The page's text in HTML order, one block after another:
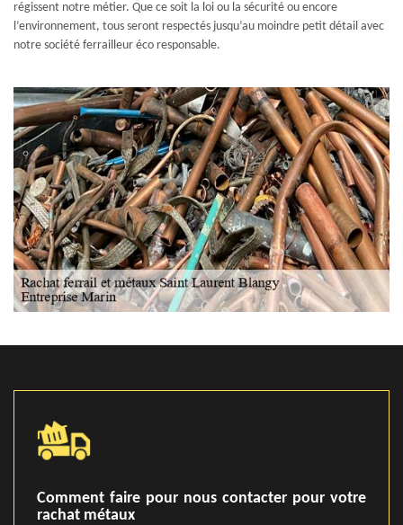
régissent notre métier. Que ce soit la loi ou la sécurité ou encore
l’environnement, tous seront respectés jusqu’au moindre petit détail avec
notre société ferrailleur éco responsable.
Comment faire pour nous contacter pour votre
rachat métaux